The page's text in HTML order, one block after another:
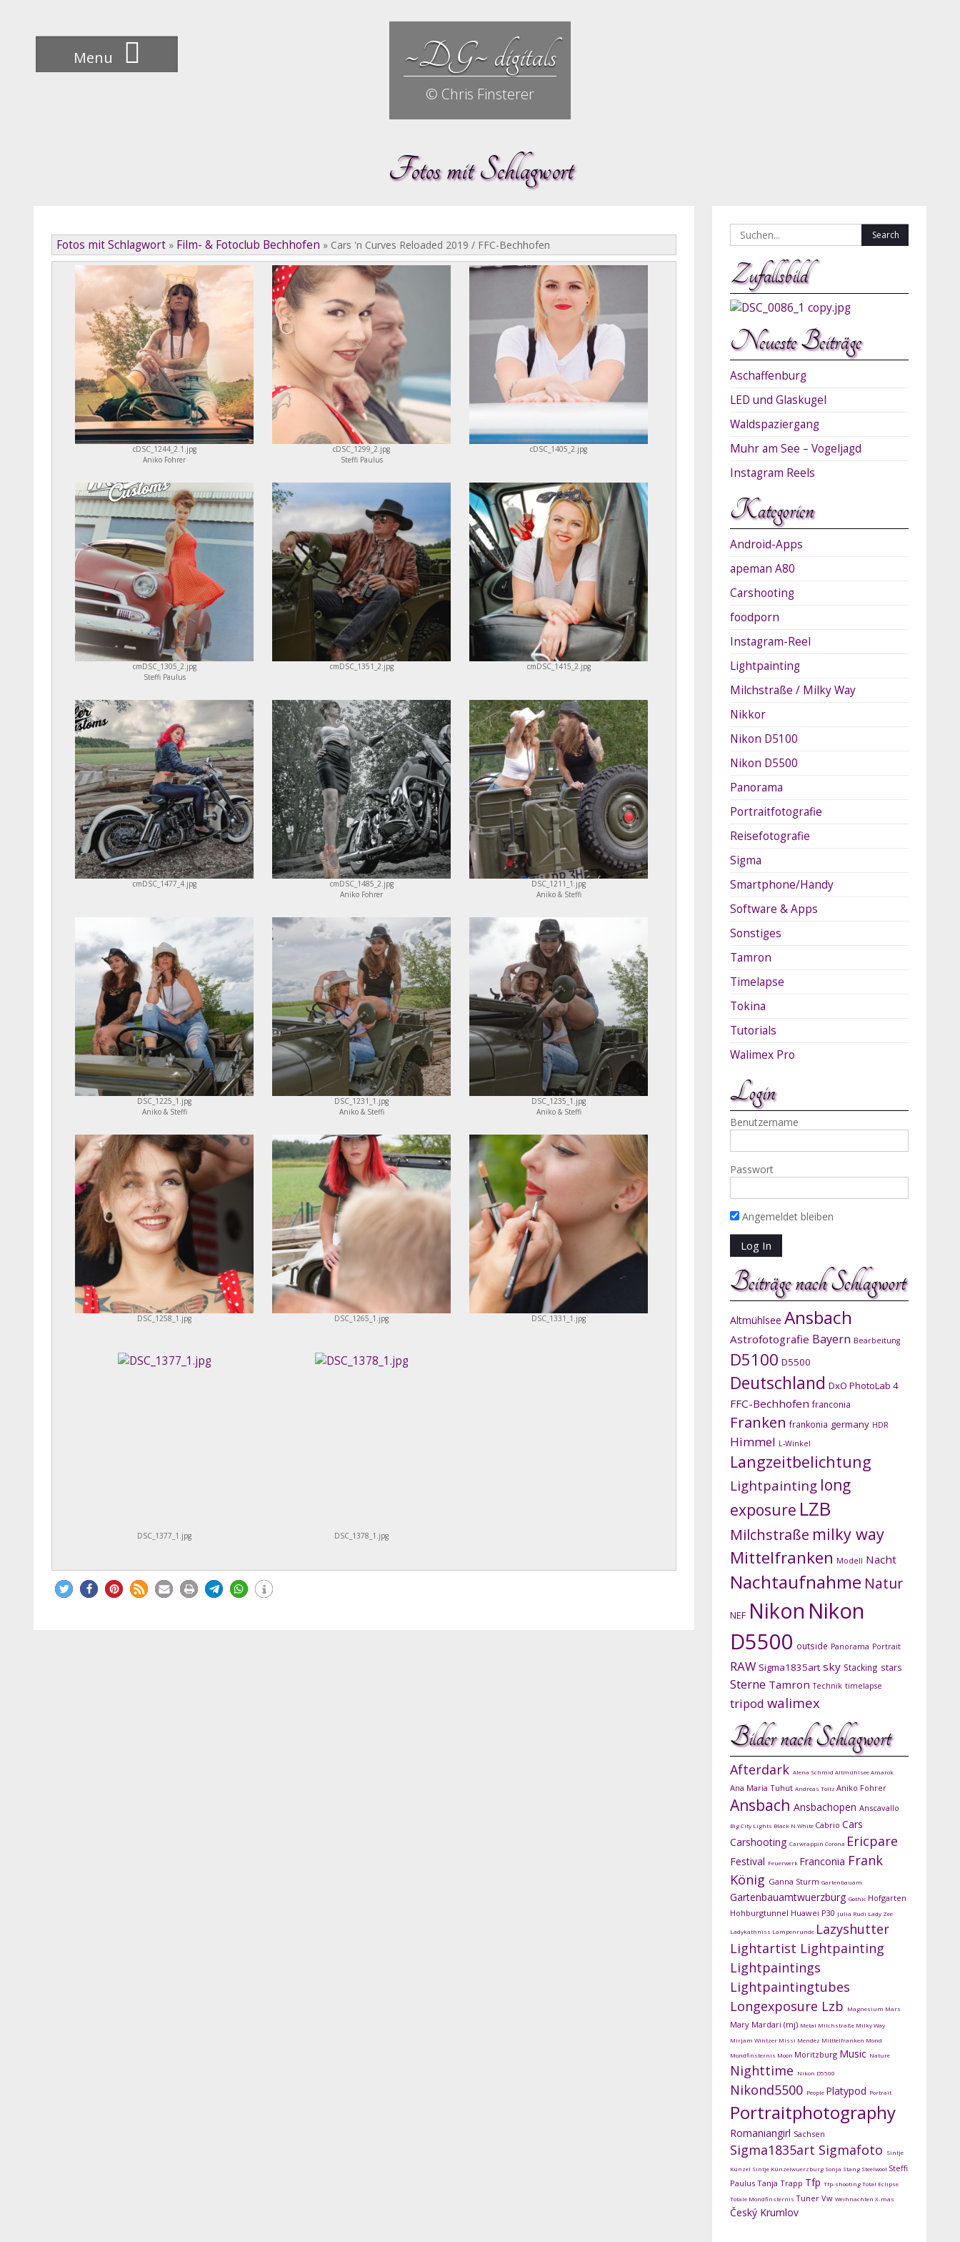
content
Menu ~DG~ digitals
© Chris Finsterer
Fotos mit Schlagwort
Fotos mit Schlagwort » Film- & Fotoclub Bechhofen » Cars 'n Curves Reloaded 2019 / FFC-Bechhofen
cDSC_1244_2.1.jpg
Aniko Fohrer
cDSC_1299_2.jpg
Steffi Paulus
cDSC_1405_2.jpg
cmDSC_1305_2.jpg
Steffi Paulus
cmDSC_1351_2.jpg cmDSC_1415_2.jpg
cmDSC_1477_4.jpg
cmDSC_1485_2.jpg
Aniko Fohrer
DSC_1211_1.jpg
Aniko & Steffi
DSC_1225_1.jpg
Aniko & Steffi
DSC_1231_1.jpg
Aniko & Steffi
DSC_1235_1.jpg
Aniko & Steffi
DSC_1258_1.jpg DSC_1265_1.jpg DSC_1331_1.jpg
DSC_1377_1.jpg DSC_1378_1.jpg
Search
for:
Zufallsbild
Neueste Beiträge
Aschaffenburg
LED und Glaskugel
Waldspaziergang
Muhr am See – Vogeljagd
Instagram Reels
Kategorien
Android-Apps
apeman A80
Carshooting
foodporn
Instagram-Reel
Lightpainting
Milchstraße / Milky Way
Nikkor
Nikon D5100
Nikon D5500
Panorama
Portraitfotografie
Reisefotografie
Sigma
Smartphone/Handy
Software & Apps
Sonstiges
Tamron
Timelapse
Tokina
Tutorials
Walimex Pro
Login
Benutzername
Passwort
Angemeldet bleiben
Beiträge nach Schlagwort
Altmühlsee Ansbach
Astrofotografie Bayern Bearbeitung
D5100 D5500
Deutschland DxO PhotoLab 4
FFC-Bechhofen franconia
Franken frankonia germany HDR
Himmel L-Winkel
Langzeitbelichtung
Lightpainting long
exposure LZB
Milchstraße milky way
Mittelfranken Modell Nacht
Nachtaufnahme Natur
NEF Nikon Nikon
D5500 outside Panorama Portrait
RAW Sigma1835art sky Stacking stars
Sterne Tamron Technik timelapse
tripod walimex
Bilder nach Schlagwort
Afterdark Alena Schmid AltmühlseeAmarok
Ana Maria Tuhut Andreas Toltz Aniko Fohrer
Ansbach Ansbachopen Anscavallo
Big City Lights Black N White Cabrio Cars
Carshooting Carwrappin Corona Ericpare
Festival Feuerwerk Franconia Frank
König Ganna Sturm Gartenbauam
Gartenbauamtwuerzburg Gothic Hofgarten
Hohburgtunnel Huawei P30 Julia Rudi Lady Zee
Ladykathniss Lampenrunde Lazyshutter
Lightartist Lightpainting
Lightpaintings
Lightpaintingtubes
Longexposure Lzb Magnesium Mars
Mary Mardari (mj) Metal Milchstraße Milky Way
Mirjam Wintzer Missi Mendez Mitttelfranken Mond
Mondfinsternis Moon Moritzburg Music Nature
Nighttime Nikon D5500
Nikond5500 People Platypod Portrait
Portraitphotography
Romaniangirl Sachsen
Sigma1835art Sigmafoto Sintje
Künzel Sintje Künzelwuerzburg Sonja Stang Steelwool Steffi
Paulus Tanja Trapp Tfp Tfp-shootingTotal Eclipse
Totale Mondfinsternis Tuner Vw Weihnachten X-mas
Český Krumlov